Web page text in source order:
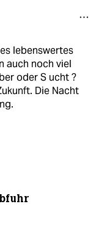
lebenswertes
auch noch viel
oder S ucht ?
Die Nacht